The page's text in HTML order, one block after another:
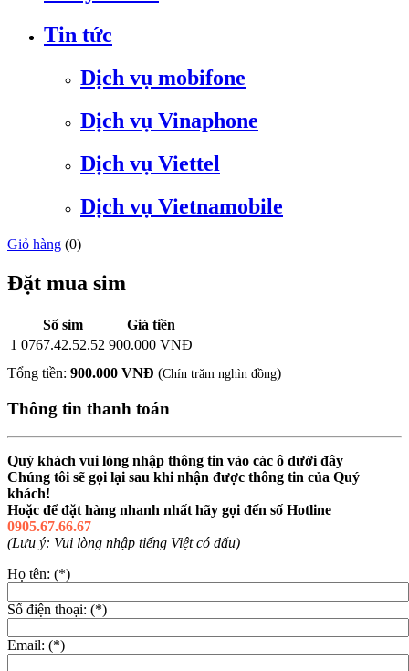
Tin tức
Dịch vụ mobifone
Dịch vụ Vinaphone
Dịch vụ Viettel
Dịch vụ Vietnamobile
Giỏ hàng (0)
Đặt mua sim
Số sim
Giá tiền
1 0767.42.52.52 900.000 VNĐ
Tổng tiền: 900.000 VNĐ (Chín trăm nghìn đồng)
Thông tin thanh toán
Quý khách vui lòng nhập thông tin vào các ô dưới đây
Chúng tôi sẽ gọi lại sau khi nhận được thông tin của Quý
khách!
Hoặc để đặt hàng nhanh nhất hãy gọi đến số Hotline
0905.67.66.67
(Lưu ý: Vui lòng nhập tiếng Việt có dấu)
Họ tên: (*)
Số điện thoại: (*)
Email: (*)